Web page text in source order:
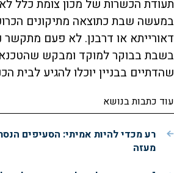
תעודת הכשרות של מכון צומת כלל
במעשה שבת כתוצאה מתיקונים
דאורייתא או דרבנן. לא פעם מתקשר
בשבת בבוקר למוקד ומבקש
שהדתיים בבניין יוכלו להגיע לבית
עוד כתבות בנושא
רע מכדי להיות אמיתי: הסעיפים
מעזה